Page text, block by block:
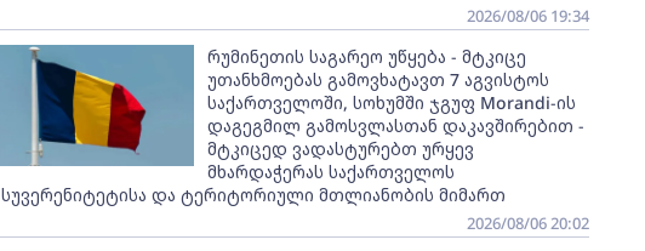
2026/08/06 19:34
რუმინეთის საგარეო უწყება - მტკიცე
უთანხმოებას გამოვხატავთ 7 აგვისტოს
საქართველოში, სოხუმში ჯგუფ Morandi-ის
დაგეგმილ გამოსვლასთან დაკავშირებით -
მტკიცედ ვადასტურებთ ურყევ
მხარდაჭერას საქართველოს
სუვერენიტეტისა და ტერიტორიული მთლიანობის მიმართ
2026/08/06 20:02